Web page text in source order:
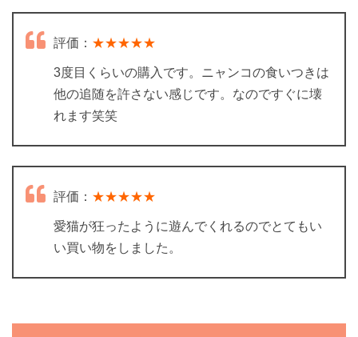
評価： ★★★★★
3度目くらいの購入です。ニャンコの食いつきは
他の追随を許さない感じです。なのですぐに壊
れます笑笑
評価： ★★★★★
愛猫が狂ったように遊んでくれるのでとてもい
い買い物をしました。